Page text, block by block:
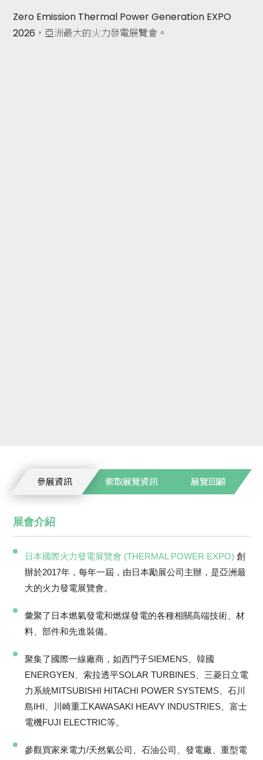
Zero Emission Thermal Power Generation EXPO
2026，亞洲最大的火力發電展覽會。
參展資訊 索取展覽資訊 展覽回顧
展會介紹
日本國際火力發電展覽會 (THERMAL POWER EXPO)創
辦於2017年，每年一屆，由日本勵展公司主辦，是亞洲最
大的火力發電展覽會。
彙聚了日本燃氣發電和燃煤發電的各種相關高端技術、材
料、部件和先進裝備。
聚集了國際一線廠商，如西門子SIEMENS、韓國
ENERGYEN、索拉透平SOLAR TURBINES、三菱日立電
力系統MITSUBISHI HITACHI POWER SYSTEMS、石川
島IHI、川崎重工KAWASAKI HEAVY INDUSTRIES、富士
電機FUJI ELECTRIC等。
參觀買家來電力/天然氣公司、石油公司、發電廠、重型電